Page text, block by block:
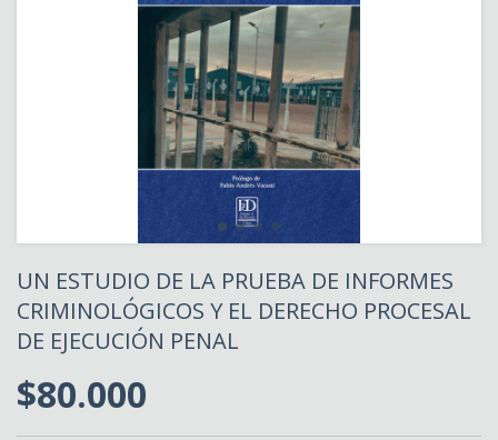
UN ESTUDIO DE LA PRUEBA DE INFORMES
CRIMINOLÓGICOS Y EL DERECHO PROCESAL
DE EJECUCIÓN PENAL
$80.000